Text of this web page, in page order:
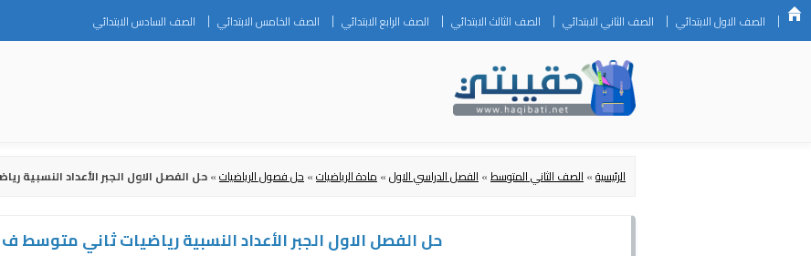
Skip
to
الصف الاول الابتدائي الصف الثاني الابتدائي الصف الثالث الابتدائي الصف الرابع الابتدائي الصف الخامس الابتدائي الصف السادس الابتدائي
الرئيسية»الصف الثاني المتوسط»الفصل الدراسي الاول»مادة الرياضيات»حل فصول الرياضيات»حل الفصل الاول الجبر الأعداد النسبية
حل الفصل الاول الجبر الأعداد النسبية رياضيات ثاني متوسط ف1 1448